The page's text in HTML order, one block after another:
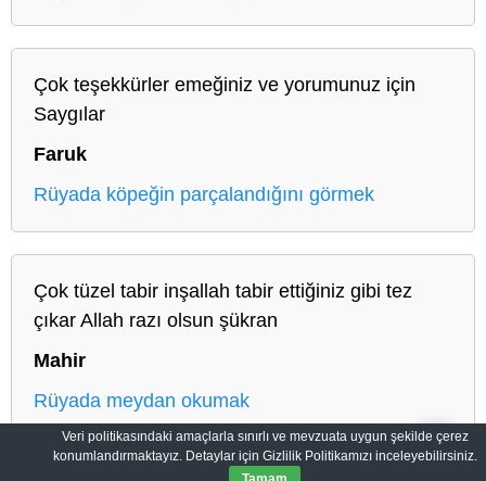
Çok teşekkürler emeğiniz ve yorumunuz için
Saygılar
Faruk
Rüyada köpeğin parçalandığını görmek
Çok tüzel tabir inşallah tabir ettiğiniz gibi tez
çıkar Allah razı olsun şükran
Mahir
Rüyada meydan okumak
Veri politikasındaki amaçlarla sınırlı ve mevzuata uygun şekilde çerez
konumlandırmaktayız. Detaylar için Gizlilik Politikamızı inceleyebilirsiniz.